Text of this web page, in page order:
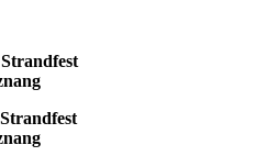
Strandfest
Strandfest